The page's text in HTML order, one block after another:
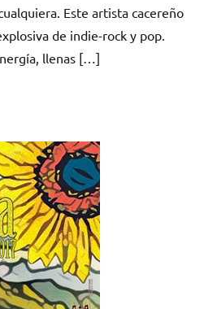
Este artista cacereño
de indie-rock y pop.
llenas […]